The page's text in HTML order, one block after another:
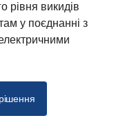
рівня викидів
у поєднанні з